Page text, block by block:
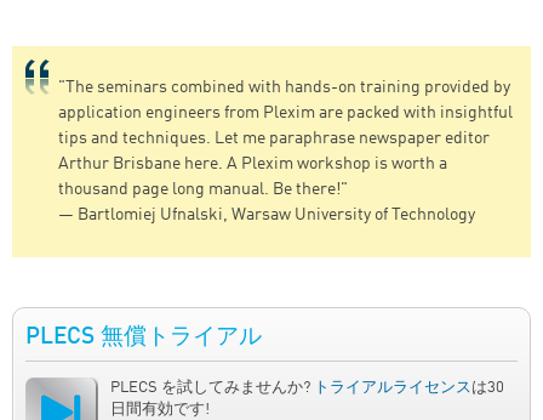
"The seminars combined with hands-on training provided by
application engineers from Plexim are packed with insightful
tips and techniques. Let me paraphrase newspaper editor
Arthur Brisbane here. A Plexim workshop is worth a
thousand page long manual. Be there!"
— Bartlomiej Ufnalski, Warsaw University of Technology
PLECS 無償トライアル
PLECS を試してみませんか? トライアルライセンスは30
日間有効です!